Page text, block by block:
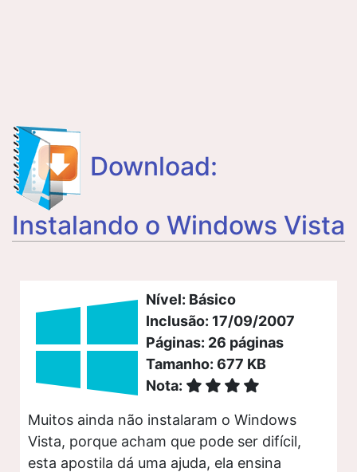
Download:
Instalando o Windows Vista
Nível: Básico
Inclusão: 17/09/2007
Páginas: 26 páginas
Tamanho: 677 KB
Nota:
Muitos ainda não instalaram o Windows
Vista, porque acham que pode ser difícil,
esta apostila dá uma ajuda, ela ensina